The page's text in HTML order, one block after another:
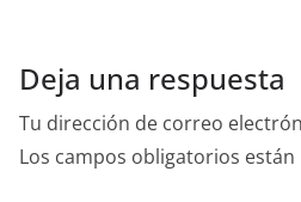
Deja una respuesta
Tu dirección de correo
Los campos obligatorios